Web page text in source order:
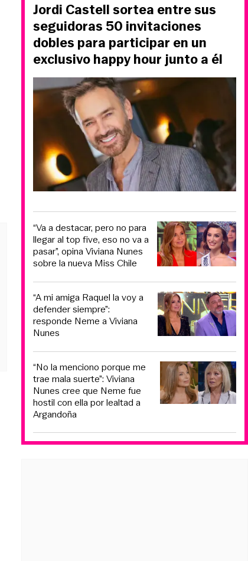
Jordi Castell sortea entre sus
seguidoras 50 invitaciones
dobles para participar en un
exclusivo happy hour junto a él
“Va a destacar, pero no para
llegar al top five, eso no va a
pasar”, opina Viviana Nunes
sobre la nueva Miss Chile
“A mi amiga Raquel la voy a
defender siempre”:
responde Neme a Viviana
Nunes
“No la menciono porque me
trae mala suerte”: Viviana
Nunes cree que Neme fue
hostil con ella por lealtad a
Argandoña